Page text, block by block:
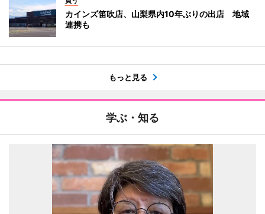
カインズ笛吹店、山梨県内10年ぶりの出店 地域
連携も
もっと見る
学ぶ・知る